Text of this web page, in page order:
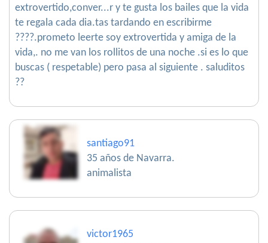
extrovertido,conver...r y te gusta los bailes que la vida
te regala cada dia.tas tardando en escribirme
????.prometo leerte soy extrovertida y amiga de la
vida,. no me van los rollitos de una noche .si es lo que
buscas ( respetable) pero pasa al siguiente . saluditos
??
santiago91
35 años de Navarra.
animalista
victor1965